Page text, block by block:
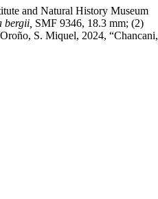
and Natural History Museum
bergii, SMF 9346, 18.3 mm; (2)
S. Miquel, 2024, “Chancani,